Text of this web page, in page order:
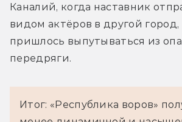
Каналий, когда наставник
видом актёров в другой город,
пришлось выпутываться из
передряги.
Итог: «Республика воров»